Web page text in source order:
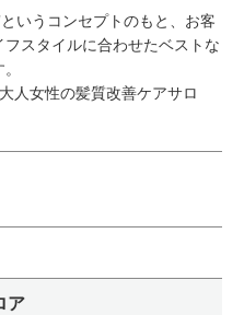
いうコンセプトのもと、お客
スタイルに合わせたベストな
人女性の髪質改善ケアサロ
ア